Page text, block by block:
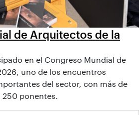
de Arquitectos de la
en el Congreso Mundial de
uno de los encuentros
del sector, con más de
ponentes.